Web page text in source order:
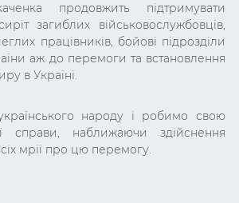
продовжить підтримувати
загиблих військовослужбовців,
працівників, бойові підрозділи
аж до перемоги та встановлення
в Україні.
народу і робимо свою
справи, наближаючи здійснення
мрії про цю перемогу.